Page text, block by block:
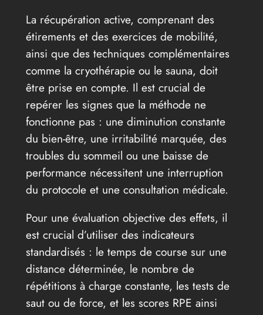
La récupération active, comprenant des
étirements et des exercices de mobilité,
ainsi que des techniques complémentaires
comme la cryothérapie ou le sauna, doit
être prise en compte. Il est crucial de
repérer les signes que la méthode ne
fonctionne pas : une diminution constante
du bien-être, une irritabilité marquée, des
troubles du sommeil ou une baisse de
performance nécessitent une interruption
du protocole et une consultation médicale.
Pour une évaluation objective des effets, il
est crucial d’utiliser des indicateurs
standardisés : le temps de course sur une
distance déterminée, le nombre de
répétitions à charge constante, les tests de
saut ou de force, et les scores RPE ainsi